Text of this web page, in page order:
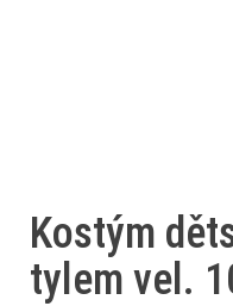
Kostým
tylem vel.